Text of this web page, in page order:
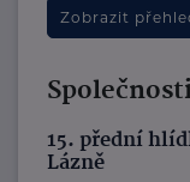
Zobrazit
15. přední
Lázně